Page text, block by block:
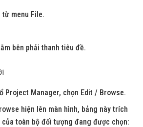
từ menu File.
bên phải thanh tiêu đề.
Project Manager, chọn Edit / Browse.
hiện lên màn hình, bảng này trích
toàn bộ đối tượng đang được chọn: